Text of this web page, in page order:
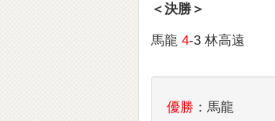
＜決勝＞
馬龍 4-3 林高遠
優勝 ：馬龍